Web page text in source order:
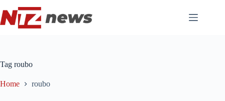
para
o
conteúdo
Tag roubo
Home roubo